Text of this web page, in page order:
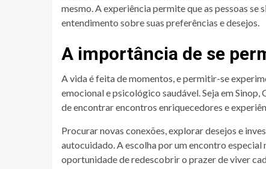
mesmo. A experiência permite que as pessoas se
entendimento sobre suas preferências e desejos.
A importância de se
A vida é feita de momentos, e permitir-se
emocional e psicológico saudável. Seja em
de encontrar encontros enriquecedores e
Procurar novas conexões, explorar desejos e
autocuidado. A escolha por um encontro especial
oportunidade de redescobrir o prazer de viver